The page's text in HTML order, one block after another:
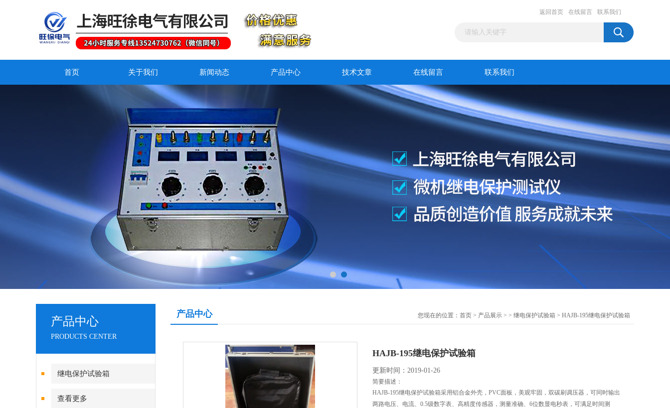
返回首页 在线留言 联系我们
首页 关于我们 新闻动态 产品中心 技术文章 在线留言 联系我们
产品中心
PRODUCTS CENTER
继电保护试验箱
查看更多
产品中心 您现在的位置： 首页 > 产品展示 > > 继电保护试验箱 > HAJB-195继电保护试验箱
HAJB-195继电保护试验箱
更新时间：2019-01-26
简要描述：
HAJB-195继电保护试验箱采用铝合金外壳，PVC面板，美观牢固，双碳刷调压器，可同时输出
两路电压、电流、0.5级数字表、高精度传感器，测量准确、6位数显电秒表，可满足时间测